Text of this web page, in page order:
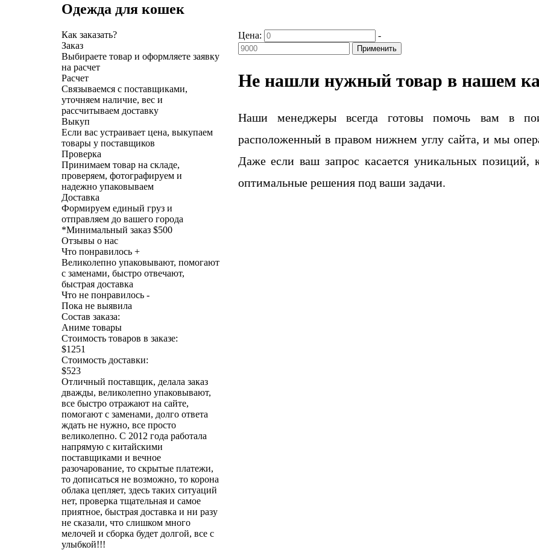
Одежда для кошек
Как заказать?
Заказ
Выбираете товар и оформляете заявку
на расчет
Расчет
Связываемся с поставщиками,
уточняем наличие, вес и
рассчитываем доставку
Выкуп
Если вас устраивает цена, выкупаем
товары у поставщиков
Проверка
Принимаем товар на складе,
проверяем, фотографируем и
надежно упаковываем
Доставка
Формируем единый груз и
отправляем до вашего города
*Минимальный заказ $500
Отзывы о нас
Что понравилось +
Великолепно упаковывают, помогают
с заменами, быстро отвечают,
быстрая доставка
Что не понравилось -
Пока не выявила
Состав заказа:
Аниме товары
Стоимость товаров в заказе:
$1251
Стоимость доставки:
$523
Отличный поставщик, делала заказ
дважды, великолепно упаковывают,
все быстро отражают на сайте,
помогают с заменами, долго ответа
ждать не нужно, все просто
великолепно. С 2012 года работала
напрямую с китайскими
поставщиками и вечное
разочарование, то скрытые платежи,
то дописаться не возможно, то корона
облака цепляет, здесь таких ситуаций
нет, проверка тщательная и самое
приятное, быстрая доставка и ни разу
не сказали, что слишком много
мелочей и сборка будет долгой, все с
улыбкой!!!
Цена: -
Применить
Не нашли нужный товар в нашем
Наши менеджеры всегда готовы помочь вам в
расположенный в правом нижнем углу сайта, и мы
Даже если ваш запрос касается уникальных
оптимальные решения под ваши задачи.